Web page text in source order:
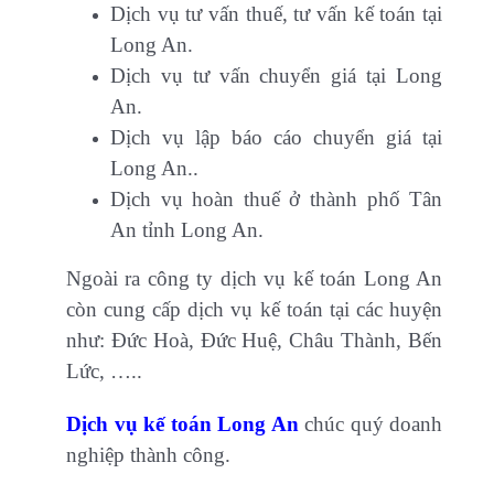
Dịch vụ tư vấn thuế, tư vấn kế toán tại
Long An.
Dịch vụ tư vấn chuyển giá tại Long
An.
Dịch vụ lập báo cáo chuyển giá tại
Long An..
Dịch vụ hoàn thuế ở thành phố Tân
An tỉnh Long An.
Ngoài ra công ty dịch vụ kế toán Long An
còn cung cấp dịch vụ kế toán tại các huyện
như: Đức Hoà, Đức Huệ, Châu Thành, Bến
Lức, …..
Dịch vụ kế toán Long Anchúc quý doanh
nghiệp thành công.